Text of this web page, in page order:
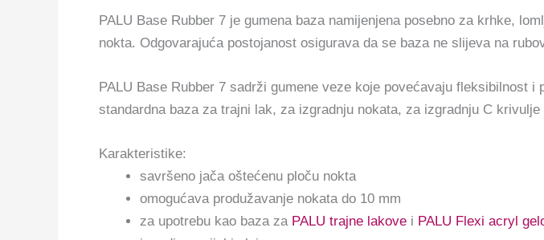
PALU Base Rubber 7 je gumena baza namijenjena posebno za krhke,
nokta. Odgovarajuća postojanost osigurava da se baza ne slijeva na
PALU Base Rubber 7 sadrži gumene veze koje povećavaju fleksibilnost
standardna baza za trajni lak, za izgradnju nokata, za izgradnju C
Karakteristike:
savršeno jača oštećenu ploču nokta
omogućava produžavanje nokata do 10 mm
za upotrebu kao baza za PALU trajne lakove i PALU Flexi acryl